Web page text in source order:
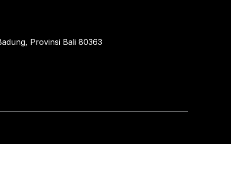
Provinsi Bali 80363